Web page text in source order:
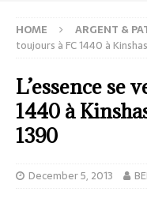
HOME ARGENT &
toujours à FC 1440 à
L’essence se
1440 à
1390
December 5, 2013